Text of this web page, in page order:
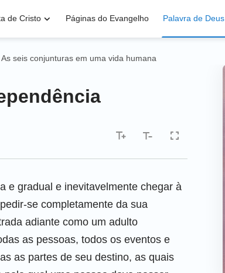
de Cristo Páginas do Evangelho Palavra de Deus
As seis conjunturas em uma vida humana
e gradual e inevitavelmente chegar à
se completamente da sua
adiante como um adulto
as pessoas, todos os eventos e
as partes de seu destino, as quais